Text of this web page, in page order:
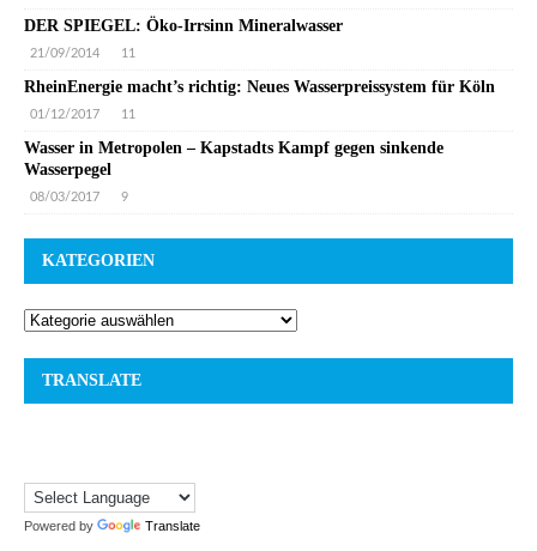
DER SPIEGEL: Öko-Irrsinn Mineralwasser
21/09/2014 11
RheinEnergie macht’s richtig: Neues Wasserpreissystem für Köln
01/12/2017 11
Wasser in Metropolen – Kapstadts Kampf gegen sinkende
Wasserpegel
08/03/2017 9
KATEGORIEN
TRANSLATE
Powered by Translate